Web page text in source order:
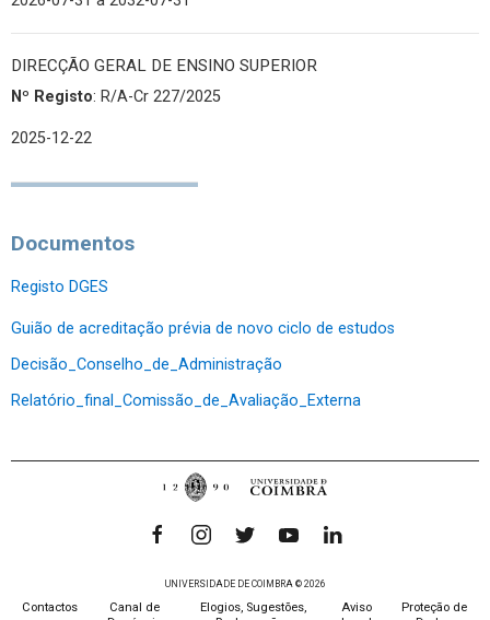
DIRECÇÃO GERAL DE ENSINO SUPERIOR
Nº Registo: R/A-Cr 227/2025
2025-12-22
Documentos
Registo DGES
Guião de acreditação prévia de novo ciclo de estudos
Decisão_Conselho_de_Administração
Relatório_final_Comissão_de_Avaliação_Externa
UNIVERSIDADE DE COIMBRA © 2026
Contactos
Canal de
Elogios, Sugestões,
Aviso
Proteção de